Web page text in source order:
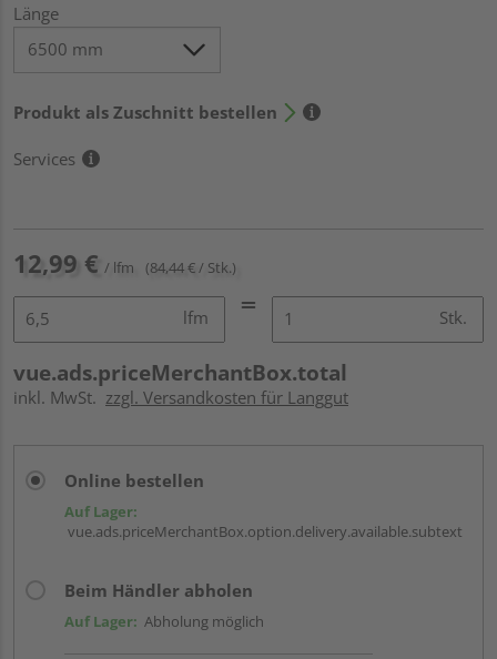
Länge
Produkt als Zuschnitt bestellen
Services
12,99 € / lfm (84,44 € / Stk.)
lfm Stk.
vue.ads.priceMerchantBox.total
inkl. MwSt. zzgl. Versandkosten für Langgut
Online bestellen
Auf Lager:
vue.ads.priceMerchantBox.option.delivery.available.subtext
Beim Händler abholen
Auf Lager: Abholung möglich